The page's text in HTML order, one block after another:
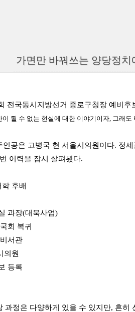
가면만 바꿔쓰는 양당정
전국동시지방선거 종로구청장 예비
될 수 없는 현실에 대한 이야기이자, 그래
인공은 고병국 현 서울시의원이다. 정
이력을 잠시 살펴봤다.
후배
과장(대북사업)
회 복귀
서관
의원
등록
과정은 다양하게 있을 수 있지만, 흔히